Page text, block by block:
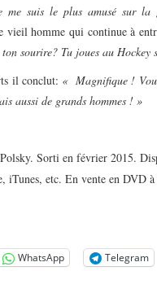
me suis le plus amusé sur la
vieil homme qui continue à
ton sourire? Tu joues au Hockey
il conclut: « Magnifique !
aussi de grands hommes ! »
Sorti en février 2015.
iTunes, etc. En vente en DVD
WhatsApp
Telegram